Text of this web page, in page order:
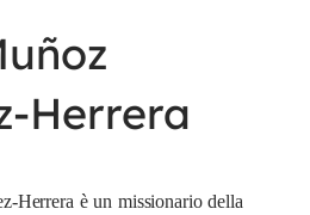
Herrera
Herreraè un missionario della